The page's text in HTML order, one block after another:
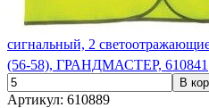
сигнальный, 2
(56-58), ГРАНДМАСТЕР, 610841
В
Артикул: 610889